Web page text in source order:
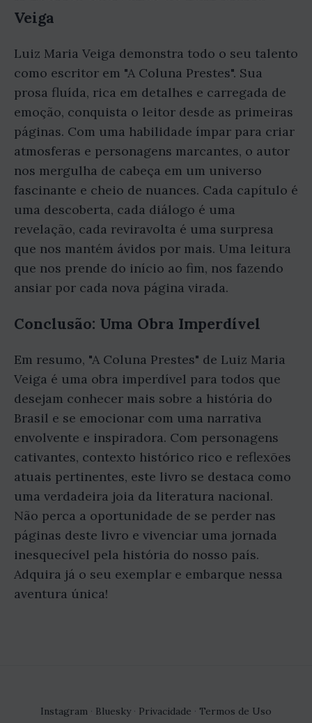
Veiga
Luiz Maria Veiga demonstra todo o seu talento
como escritor em "A Coluna Prestes". Sua
prosa fluída, rica em detalhes e carregada de
emoção, conquista o leitor desde as primeiras
páginas. Com uma habilidade ímpar para criar
atmosferas e personagens marcantes, o autor
nos mergulha de cabeça em um universo
fascinante e cheio de nuances. Cada capítulo é
uma descoberta, cada diálogo é uma
revelação, cada reviravolta é uma surpresa
que nos mantém ávidos por mais. Uma leitura
que nos prende do início ao fim, nos fazendo
ansiar por cada nova página virada.
Conclusão: Uma Obra Imperdível
Em resumo, "A Coluna Prestes" de Luiz Maria
Veiga é uma obra imperdível para todos que
desejam conhecer mais sobre a história do
Brasil e se emocionar com uma narrativa
envolvente e inspiradora. Com personagens
cativantes, contexto histórico rico e reflexões
atuais pertinentes, este livro se destaca como
uma verdadeira joia da literatura nacional.
Não perca a oportunidade de se perder nas
páginas deste livro e vivenciar uma jornada
inesquecível pela história do nosso país.
Adquira já o seu exemplar e embarque nessa
aventura única!
Instagram · Bluesky· Privacidade · Termos de Uso